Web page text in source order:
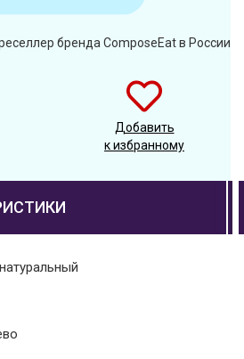
бренда ComposeEat в России
Добавить
к избранному